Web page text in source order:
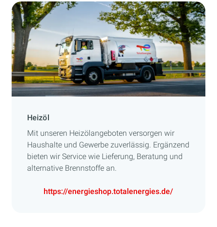
Heizöl
Mit unseren Heizölangeboten versorgen wir
Haushalte und Gewerbe zuverlässig. Ergänzend
bieten wir Service wie Lieferung, Beratung und
alternative Brennstoffe an.
https://energieshop.totalenergies.de/